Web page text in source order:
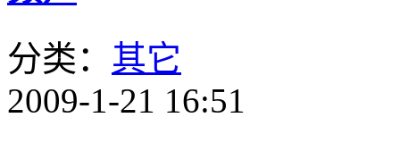
分类： 其它
2009-1-21 16:51